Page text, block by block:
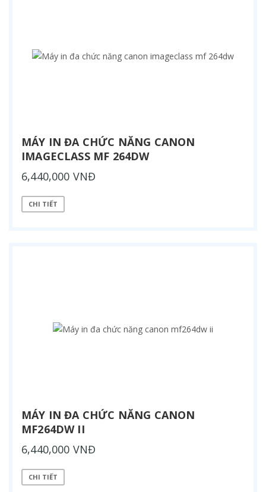
MÁY IN ĐA CHỨC NĂNG CANON
IMAGECLASS MF 264DW
6,440,000 VNĐ
CHI TIẾT
MÁY IN ĐA CHỨC NĂNG CANON
MF264DW II
6,440,000 VNĐ
CHI TIẾT